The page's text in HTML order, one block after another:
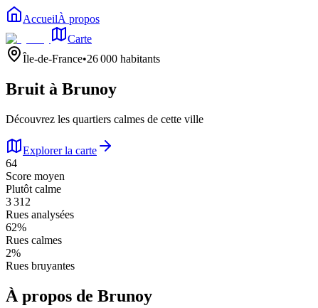
AccueilÀ propos
Carte
Île-de-France•26 000 habitants
Bruit à Brunoy
Découvrez les quartiers calmes de cette ville
Explorer la carte
64
Score moyen
Plutôt calme
3 312
Rues analysées
62%
Rues calmes
2%
Rues bruyantes
À propos de Brunoy